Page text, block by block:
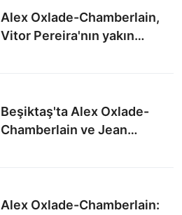
Alex Oxlade-Chamberlain,
Vitor Pereira'nın yakın
Beşiktaş'ta Alex Oxlade-
Chamberlain ve Jean
Alex Oxlade-Chamberlain: